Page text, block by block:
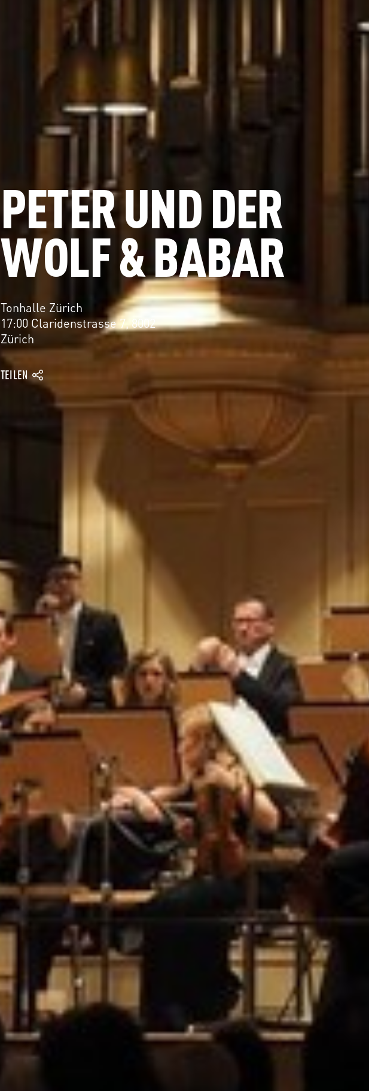
PETER UND DER
WOLF & BABAR
DER KLEINE
ELEFANT
Tonhalle Zürich
17:00 Claridenstrasse 7, 8002
Zürich
TEILEN